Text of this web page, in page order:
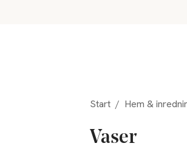
Start / Hem &
Vaser